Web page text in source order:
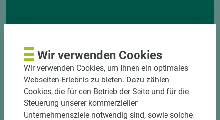
DOWNLOADS
Wir verwenden Cookies
Wir verwenden Cookies, um Ihnen ein optimales
Webseiten-Erlebnis zu bieten. Dazu zählen
Cookies, die für den Betrieb der Seite und für die
Steuerung unserer kommerziellen
Unternehmensziele notwendig sind, sowie solche,